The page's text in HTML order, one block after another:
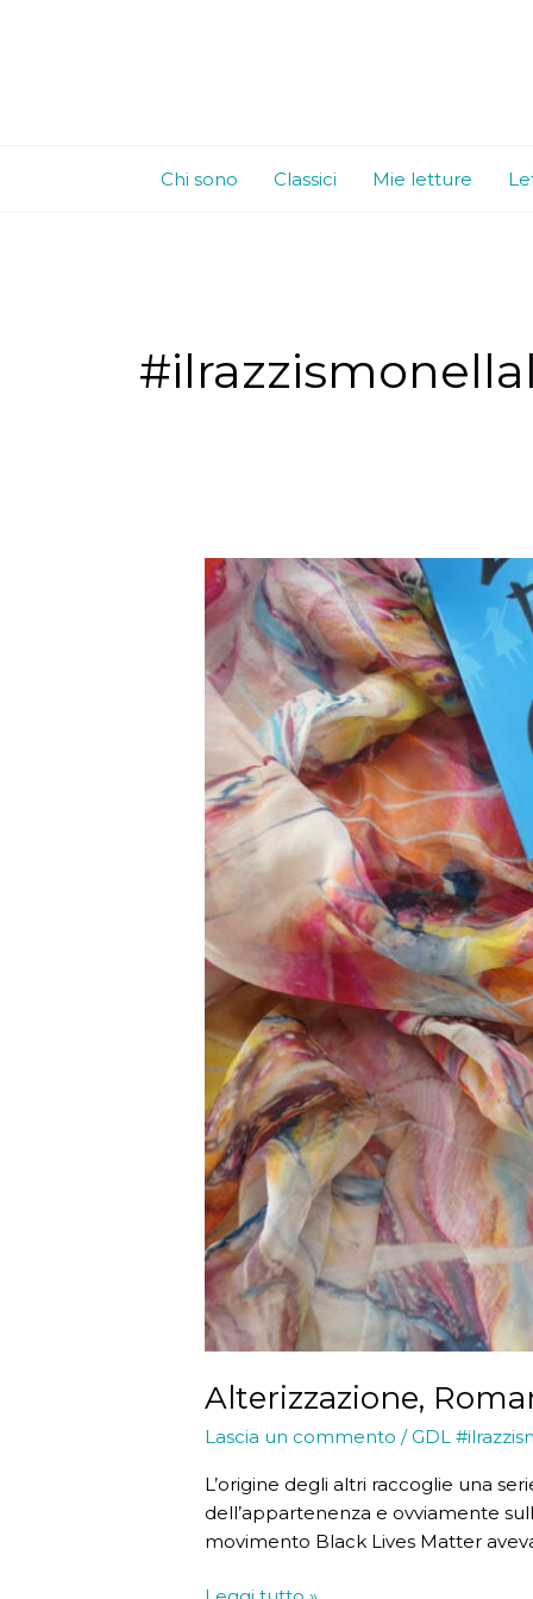
Chi sono Classici Mie letture
Alterizzazione,
Lascia un commento /GDL
L’origine degli altri raccoglie una
dell’appartenenza e ovviamente
movimento Black Lives Matter